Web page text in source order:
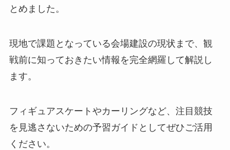
とめました。
現地で課題となっている会場建設の現状まで、観
戦前に知っておきたい情報を完全網羅して解説し
ます。
フィギュアスケートやカーリングなど、注目競技
を見逃さないための予習ガイドとしてぜひご活用
ください。